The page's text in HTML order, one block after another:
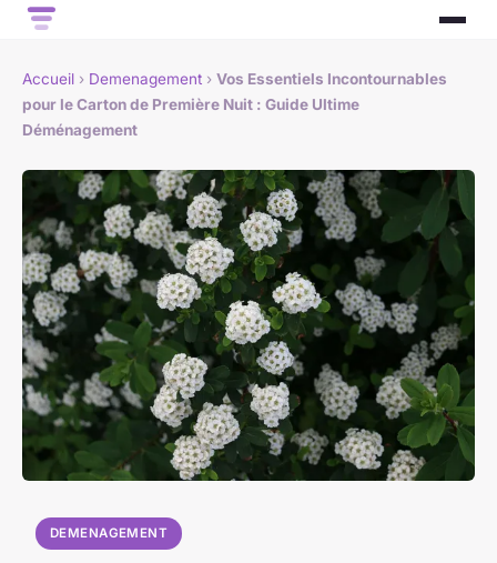
Accueil › Demenagement › Vos Essentiels Incontournables
pour le Carton de Première Nuit : Guide Ultime
Déménagement
DEMENAGEMENT